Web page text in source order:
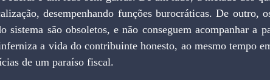
desempenhando funções burocráticas. De outro,
sistema são obsoletos, e não conseguem acompanhar a
a vida do contribuinte honesto, ao mesmo tempo
de um paraíso fiscal.